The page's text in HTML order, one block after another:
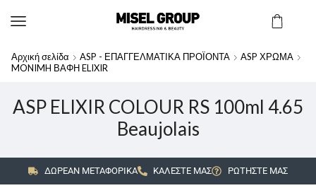
Αρχική σελίδα ASP - ΕΠΑΓΓΕΛΜΑΤΙΚΑ ΠΡΟΪΟΝΤΑ
ASP ΧΡΩΜΑ
MONIMH ΒΑΦΗ ELIXIR
ASP ELIXIR COLOUR RS 100ml 4.65
Beaujolais
ΔΩΡΕΑΝ ΜΕΤΑΦΟΡΙΚΑ ΚΑΛΕΣΤΕ ΜΑΣ ΡΩΤΗΣΤΕ ΜΑΣ